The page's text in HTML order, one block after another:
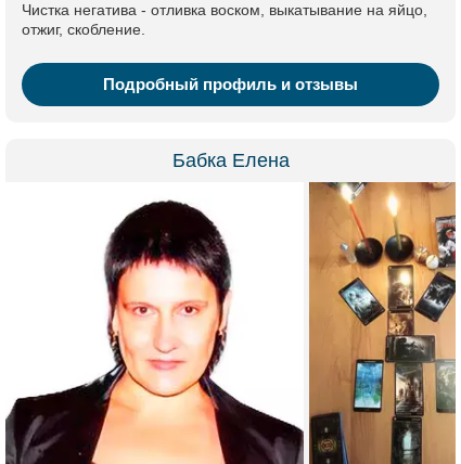
Чистка негатива - отливка воском, выкатывание на яйцо,
отжиг, скобление.
Подробный профиль и отзывы
Бабка Елена